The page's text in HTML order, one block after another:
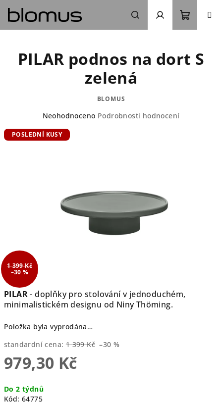
obsah
Hledat Přihlášení
košík
PILAR- doplňky pro stolování v jednoduchém,
minimalistickém designu od Niny Thöming.
Položka byla vyprodána…
standardní cena: 1 399 Kč –30 %
979,30 Kč
cena:
Do 2 týdnů
Kód: 64775
PILAR podnos na dort S
zelená
BLOMUS
Průměrné
produktu
Neohodnoceno Podrobnosti hodnocení
POSLEDNÍ KUSY
1 399 Kč
–30 %